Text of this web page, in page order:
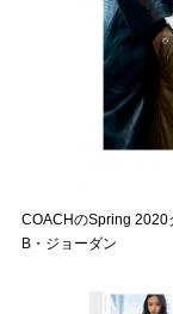
COACHのSpring 2020
B・ジョーダン